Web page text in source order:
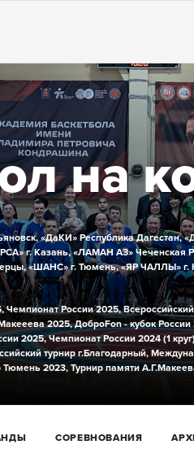
на
«ДаКИ» Республика Дагестан,
г. Казань, «ЛАМАН АЗ» Чеченская
«ШАНС» г. Тюмень, «ЯР ЧАЛЛЫ» г.
Чемпионат России 2025,
2025, ДоброFon - кубок России
2025, Чемпионат России 2024 (1
турнир г.Благодарный,
Тюмень 2023, Турнир памяти
СОРЕВНОВАНИЯ